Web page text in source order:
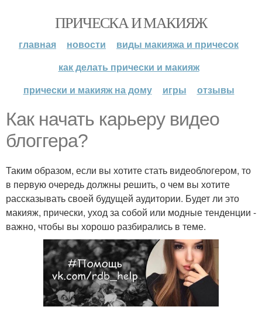
ПРИЧЕСКА И МАКИЯЖ
главная новости
виды макияжа и причесок
как делать прически и макияж
прически и макияж на дому
игры отзывы
Как начать карьеру видео
блоггера?
Таким образом, если вы хотите стать видеоблогером, то
в первую очередь должны решить, о чем вы хотите
рассказывать своей будущей аудитории. Будет ли это
макияж, прически, уход за собой или модные тенденции -
важно, чтобы вы хорошо разбирались в теме.